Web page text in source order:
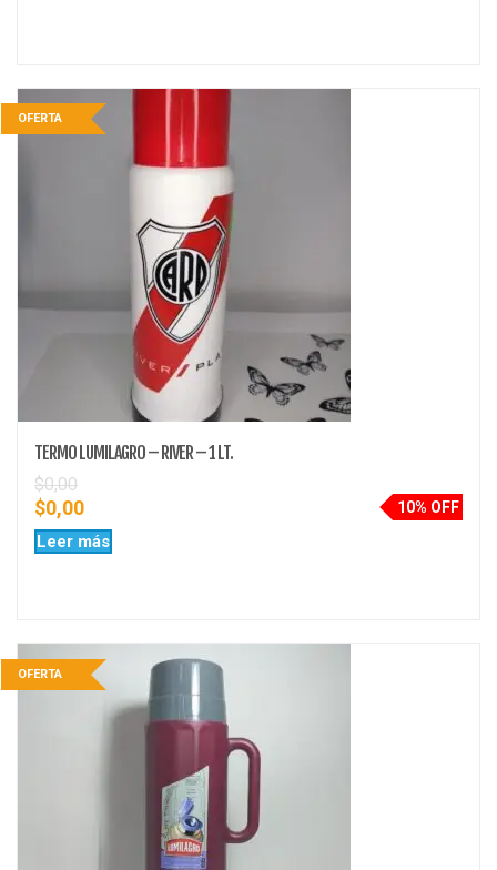
OFERTA
TERMO LUMILAGRO – RIVER – 1 LT.
10% OFF
$0,00
$0,00
Leer más
OFERTA